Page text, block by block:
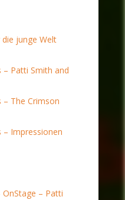
junge Welt
– Patti Smith and
– The Crimson
– Impressionen
– Patti